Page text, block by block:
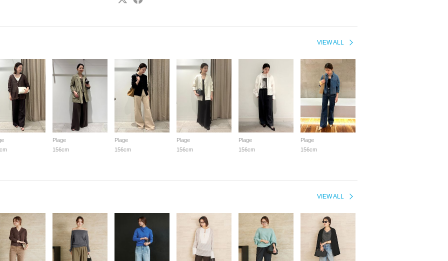
VIEW ALL
Plage
156cm
Plage
156cm
Plage
156cm
Plage
156cm
Plage
156cm
VIEW ALL